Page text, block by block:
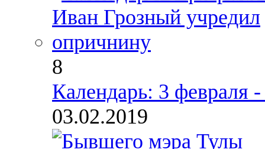
8
Календарь: 3 февраля
03.02.2019